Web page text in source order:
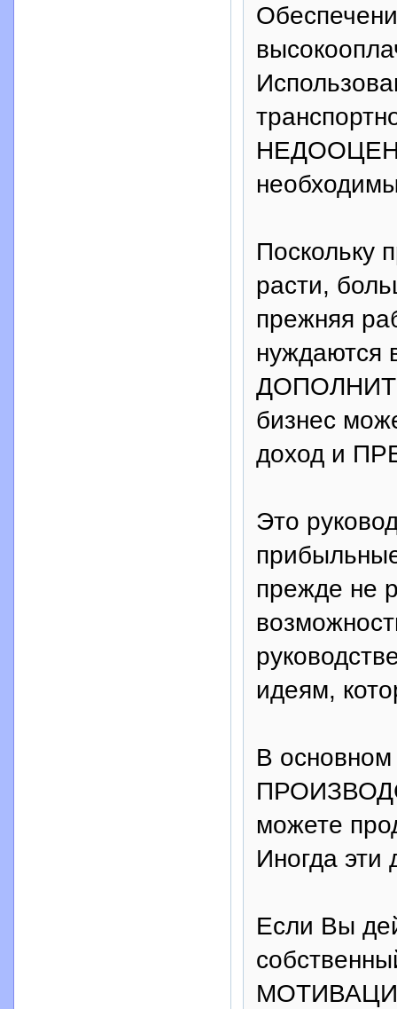
Поскольку
расти,
прежняя
нуждаются
бизнес
доход и
Это
прежде не
идеям,
В основном
можете
Иногда эти
Если Вы